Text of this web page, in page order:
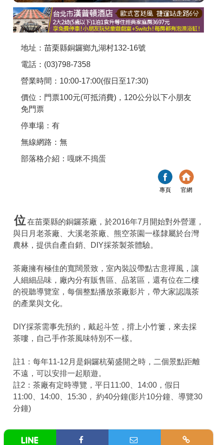
APP下載
地址：苗栗縣銅鑼鄉九湖村132-16號
電話：(03)798-7358
營業時間：10:00-17:00(假日至17:30)
價位：門票100元(可抵消費)，120公分以下小朋友
免門票
停車場：有
無線網路：無
部落格介紹： 嘎眯不搗蛋
專頁 官網
位 在苗栗縣的銅鑼茶廠，於2016年7月開始對外營運，
與日月老茶廠、大溪老茶廠、熊空茶園一樣隸屬於台灣
農林，提供自產自銷、DIY採茶製茶體驗。
茶廠擁有極佳的寬闊景致，室內裝設帶點古意禪風，讓
人細細品味，廠內分有販售區、品茗區，還有位在二樓
的視聽導覽室，每個整點播放茶廠影片，帶大家認識茶
的產業與文化。
DIY採茶需事先預約，戴起斗笠，揹上小竹簍，來去採
茶嘍，自己手作茶風味特別不一樣。
註1：每年11-12月是銅鑼杭菊盛開之時，二個景點距離
不遠，可以安排一起順遊。
註2：茶廠有定時導覽，平日11:00、14:00，假日
11:00、14:00、15:30， 約40分鐘(影片10分鐘、導覽30
分鐘)